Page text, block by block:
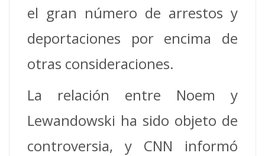
el gran número de arrestos y
deportaciones por encima de
otras consideraciones.
La relación entre Noem y
Lewandowski ha sido objeto de
controversia, y CNN informó